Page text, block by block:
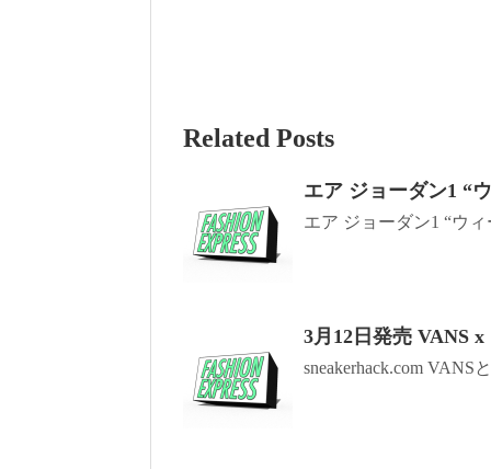
Related Posts
エア ジョーダン1 “
エア ジョーダン1 “ウ
3月12日発売 VANS
sneakerhack.com VANS